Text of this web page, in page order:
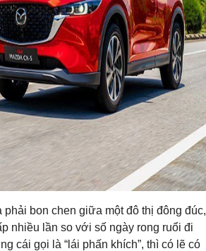
bon chen giữa một đô thị đông đúc,
nhiều lần so với số ngày rong ruổi đi
cái gọi là “lái phấn khích”, thì có lẽ có